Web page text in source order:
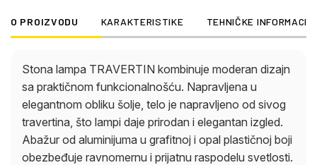
USB kablom. Sa svetlosnim izlazom od 195 lumena i
vremena punjenja od oko 4 sata, nudi vreme
osvetljenja od oko 8 sati i svetli i tokom punjenja.
O PROIZVODU KARAKTERISTIKE TEHNIČKE
Stona lampa TRAVERTIN kombinuje moderan dizajn
sa praktičnom funkcionalnošću. Napravljena u
elegantnom obliku šolje, telo je napravljeno od sivog
travertina, što lampi daje prirodan i elegantan izgled.
Abažur od aluminijuma u grafitnoj i opal plastičnoj boji
obezbeđuje ravnomernu i prijatnu raspodelu svetlosti.